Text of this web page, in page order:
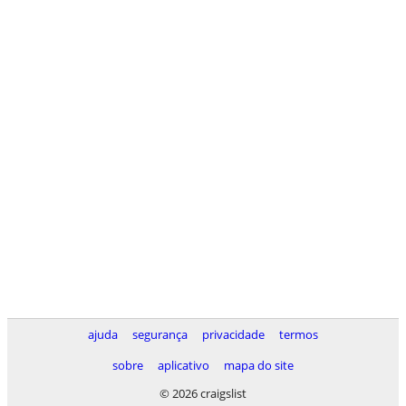
ajuda segurança privacidade
termos
sobre
aplicativo
mapa do site
© 2026 craigslist